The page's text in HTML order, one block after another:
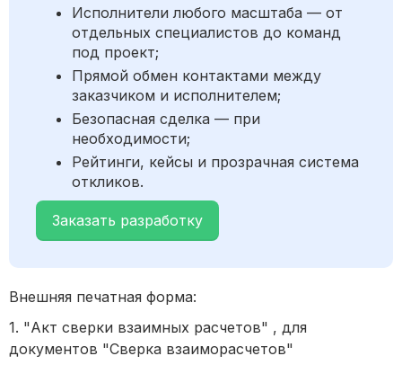
Исполнители любого масштаба — от
отдельных специалистов до команд
под проект;
Прямой обмен контактами между
заказчиком и исполнителем;
Безопасная сделка — при
необходимости;
Рейтинги, кейсы и прозрачная система
откликов.
Заказать разработку
Внешняя печатная форма:
1. "Акт сверки взаимных расчетов" , для
документов "Сверка взаиморасчетов"